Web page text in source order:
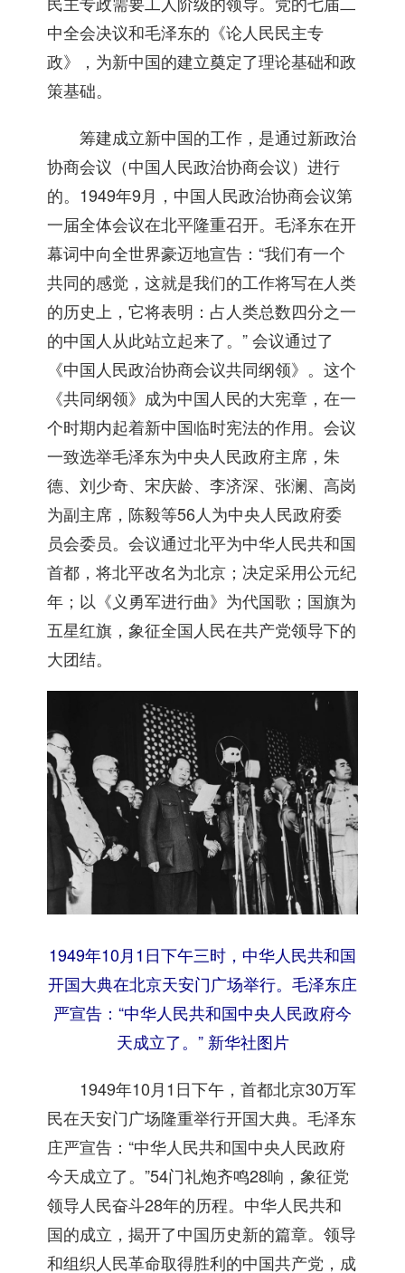
中全会决议和毛泽东的《论人民民主专
政》，为新中国的建立奠定了理论基础和政
策基础。
筹建成立新中国的工作，是通过新政治
协商会议（中国人民政治协商会议）进行
的。1949年9月，中国人民政治协商会议第
一届全体会议在北平隆重召开。毛泽东在开
幕词中向全世界豪迈地宣告：“我们有一个
共同的感觉，这就是我们的工作将写在人类
的历史上，它将表明：占人类总数四分之一
的中国人从此站立起来了。” 会议通过了
《中国人民政治协商会议共同纲领》。这个
《共同纲领》成为中国人民的大宪章，在一
个时期内起着新中国临时宪法的作用。会议
一致选举毛泽东为中央人民政府主席，朱
德、刘少奇、宋庆龄、李济深、张澜、高岗
为副主席，陈毅等56人为中央人民政府委
员会委员。会议通过北平为中华人民共和国
首都，将北平改名为北京；决定采用公元纪
年；以《义勇军进行曲》为代国歌；国旗为
五星红旗，象征全国人民在共产党领导下的
大团结。
1949年10月1日下午三时，中华人民共和国
开国大典在北京天安门广场举行。毛泽东庄
严宣告：“中华人民共和国中央人民政府今
天成立了。” 新华社图片
1949年10月1日下午，首都北京30万军
民在天安门广场隆重举行开国大典。毛泽东
庄严宣告：“中华人民共和国中央人民政府
今天成立了。”54门礼炮齐鸣28响，象征党
领导人民奋斗28年的历程。中华人民共和
国的成立，揭开了中国历史新的篇章。领导
和组织人民革命取得胜利的中国共产党，成